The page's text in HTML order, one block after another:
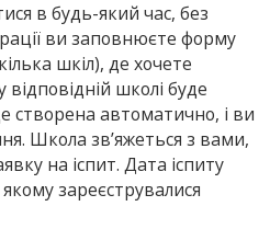
в будь-який час, без
ви заповнюєте форму
шкіл), де хочете
відповідній школі буде
створена автоматично, і ви
Школа зв’яжеться з вами,
на іспит. Дата іспиту
зареєструвалися